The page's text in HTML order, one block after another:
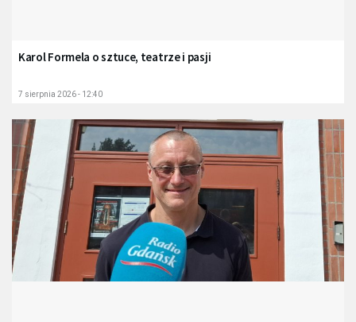
Karol Formela o sztuce, teatrze i pasji
7 sierpnia 2026 - 12:40